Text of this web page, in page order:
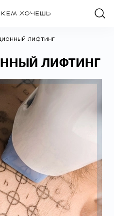
лифтинг
ЛИФТИНГ